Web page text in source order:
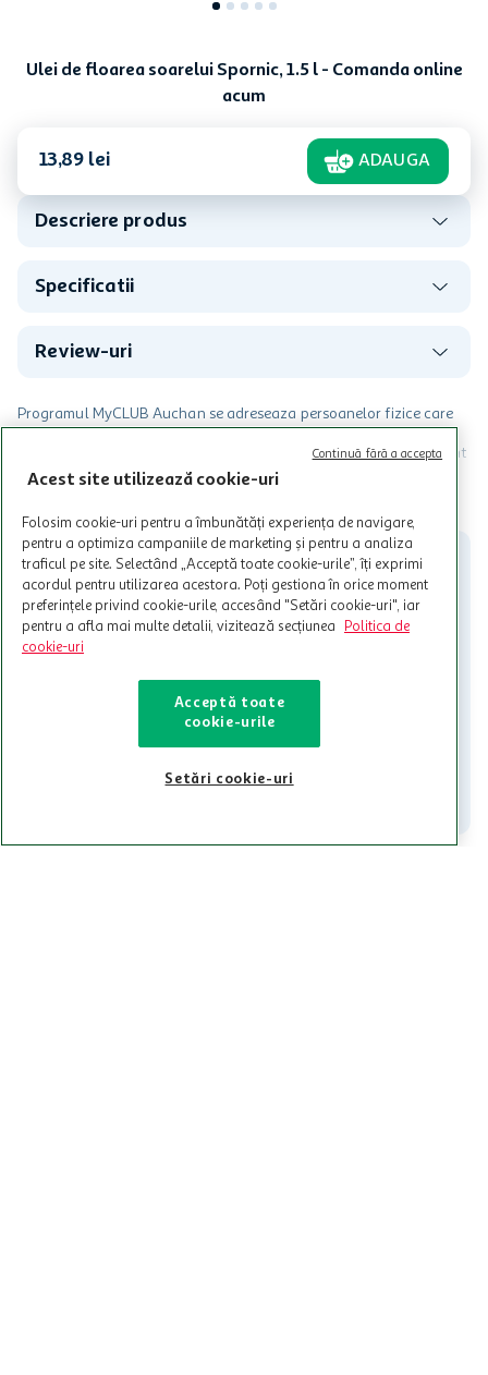
Ulei de floarea soarelui Spornic, 1.5 l - Comanda online
acum
13,89 lei ADAUGA
Descriere produs
Specificatii
Review-uri
Programul MyCLUB Auchan se adreseaza persoanelor fizice care
au varsta de peste 18 ani impliniti la data inscrierii și care accepta
Termenele și Condițiile Programului. Ofertele MyCLUB Auchan sunt
valabile in limita stocurilor disponibile. Beneficiile se acorda in
participante și pentru acțiuni promotionale indicate de Auchan si
nu poate fi utilizat in legatura cu alti comercianți sau pentru alte
activitati in afara celor mentionate in Termene si Conditii. Auchan
nu raspunde pentru imposibilitatea utilizarii Cardului in perioada in
care aceste este suspendat sau in perioada in care sunt efectuate
intretineri sau reparatii tehnice la sistemul de utilizarea al Cardului.
Iti stam mereu la dispozitie.
021-9141 contact@auchan.ro
Contact
Acest site utilizează cookie-uri
Folosim cookie-uri pentru a îmbunătăți experiența de navigare,
pentru a optimiza campaniile de marketing și pentru a analiza
traficul pe site. Selectând „Acceptă toate cookie-urile”, îți exprimi
acordul pentru utilizarea acestora. Poți gestiona în orice moment
preferințele privind cookie-urile, accesând "Setări cookie-uri", iar
pentru a afla mai multe detalii, vizitează secțiunea
Politica de
cookie-uri
Acceptă toate
cookie-urile
Setări cookie-uri
Continuă fără a accepta